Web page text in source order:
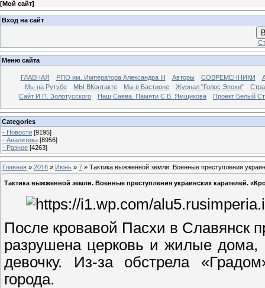
[Мой сайт]
Вход на сайт
Меню сайта
ГЛАВНАЯ РПО им. Императора Александра III Авторы СОВРЕМЕННИКИ
Мы на Рутубе
МЫ ВКонтакте Мы в Бастионе Журнал "Голос Эпохи"
Сайт И.П. Золотусского
Наш Савва. Памяти С.В. Ямщикова Проект Белый
Categories
- Новости [9195]
- Аналитика [8956]
- Разное [4263]
Главная » 2016 » Июнь » 7 » Тактика выжженной земли. Военные преступления
Тактика выжженной земли. Военные преступления украинских карателей.
После кровавой Пасхи в Славянск
разрушена церковь и жилые дома,
девочку. Из-за обстрела
города.